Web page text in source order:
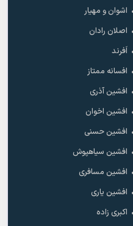
اشوان و مهیار
اصلان رادان
اَفرند
افسانه ممتاز
افشین آذری
افشین اخوان
افشین حسنی
افشین سیاهپوش
افشین مسافری
افشین یاری
اکبری زاده